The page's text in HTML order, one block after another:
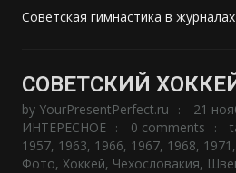
Советская гимнастика в
СОВЕТСКИЙ
by YourPresentPerfect.ru 21
ИНТЕРЕСНОЕ
0 comments
1957, 1963, 1966, 1967, 1968, 1971 ,
Фото, Хоккей, Чехословакия,